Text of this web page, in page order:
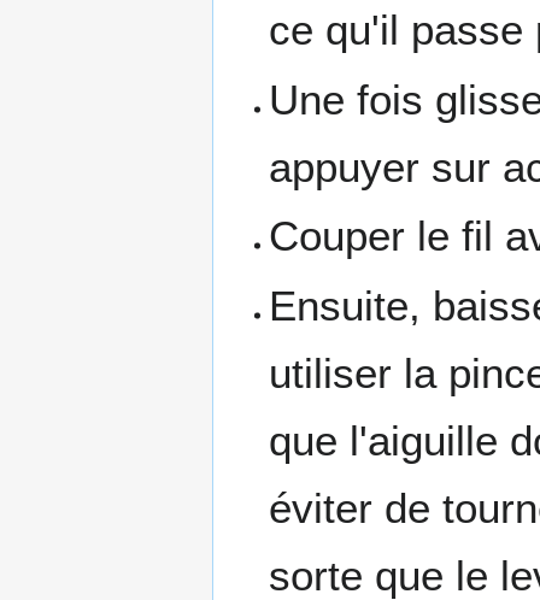
ce qu'il passe
Une fois
appuyer sur
Couper le fil
Ensuite,
utiliser la
que l'aiguille
éviter de
sorte que le